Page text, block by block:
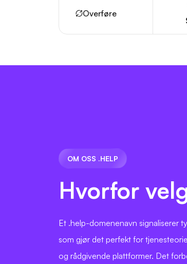
Overføre
OM OSS .HELP
Hvorfor
Et .help-domenenavn signaliserer
som gjør det perfekt for
og rådgivende plattformer. Det